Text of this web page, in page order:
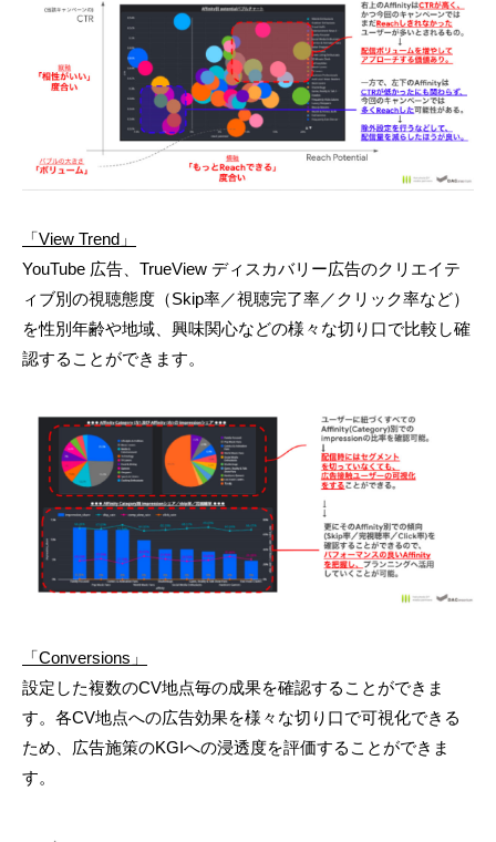
「View Trend」
YouTube 広告、TrueView ディスカバリー広告のクリエイテ
ィブ別の視聴態度（Skip率／視聴完了率／クリック率など）
を性別年齢や地域、興味関心などの様々な切り口で比較し確
認することができます。
「Conversions」
設定した複数のCV地点毎の成果を確認することができま
す。各CV地点への広告効果を様々な切り口で可視化できる
ため、広告施策のKGIへの浸透度を評価することができま
す。